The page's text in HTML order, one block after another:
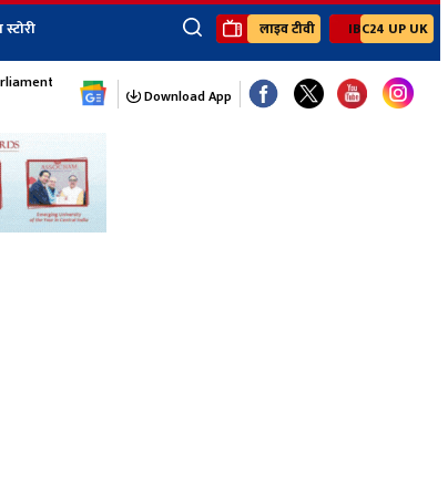
×
खेल जॉब्स न्यूज Youtube Channels
लाइव टीवी IBC24 UP UK
Monsoon Session
Download App